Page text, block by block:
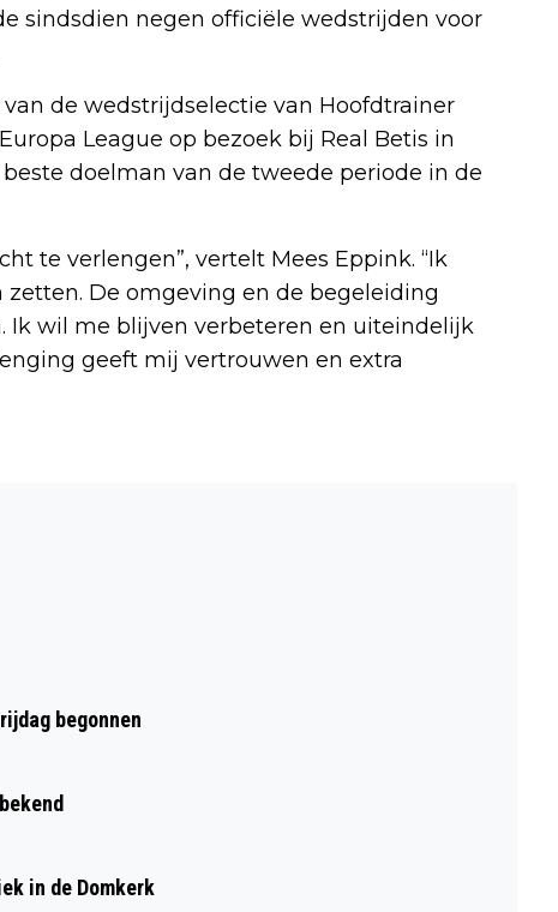
sindsdien negen officiële wedstrijden voor
de wedstrijdselectie van Hoofdtrainer
League op bezoek bij Real Betis in
doelman van de tweede periode in de
te verlengen”, vertelt Mees Eppink. “Ik
De omgeving en de begeleiding
wil me blijven verbeteren en uiteindelijk
geeft mij vertrouwen en extra
begonnen
in de Domkerk